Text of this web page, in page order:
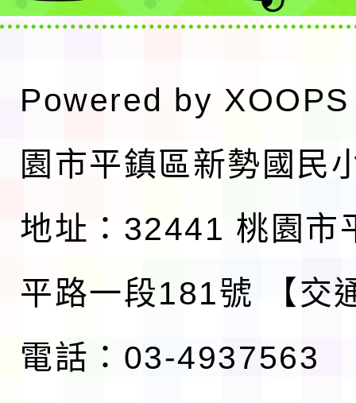
Powered by XOOPS
園市平鎮區新勢國民
地址：32441 桃園市
平路一段181號
【交
電話：03-4937563